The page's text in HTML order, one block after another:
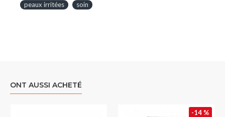
peaux irritées
soin
ONT AUSSI ACHETÉ
-14 %